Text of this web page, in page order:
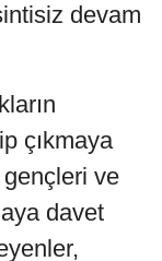
devam
çıkmaya
ve
davet